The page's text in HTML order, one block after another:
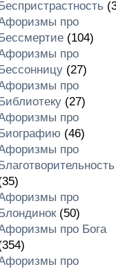
Беспристрастность
про
Бессмертие(104)
про
Бессонницу(27)
про
Библиотеку(27)
про
Биографию (46)
про
Благотворительность
про
Блондинок(50)
про Бога
про